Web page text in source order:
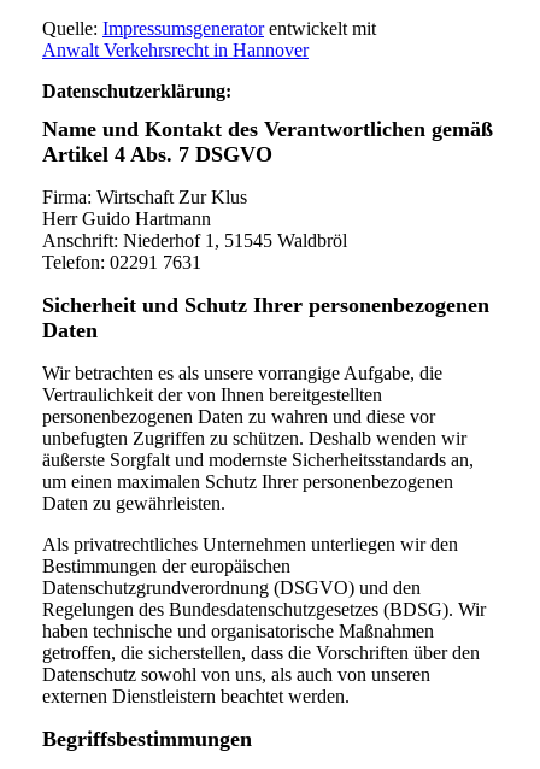
Quelle: Impressumsgeneratorentwickelt mit
Anwalt Verkehrsrecht in Hannover
Datenschutzerklärung:
Name und Kontakt des Verantwortlichen gemäß
Artikel 4 Abs. 7 DSGVO
Firma: Wirtschaft Zur Klus
Herr Guido Hartmann
Anschrift: Niederhof 1, 51545 Waldbröl
Telefon: 02291 7631
Sicherheit und Schutz Ihrer personenbezogenen
Daten
Wir betrachten es als unsere vorrangige Aufgabe, die
Vertraulichkeit der von Ihnen bereitgestellten
personenbezogenen Daten zu wahren und diese vor
unbefugten Zugriffen zu schützen. Deshalb wenden wir
äußerste Sorgfalt und modernste Sicherheitsstandards an,
um einen maximalen Schutz Ihrer personenbezogenen
Daten zu gewährleisten.
Als privatrechtliches Unternehmen unterliegen wir den
Bestimmungen der europäischen
Datenschutzgrundverordnung (DSGVO) und den
Regelungen des Bundesdatenschutzgesetzes (BDSG). Wir
haben technische und organisatorische Maßnahmen
getroffen, die sicherstellen, dass die Vorschriften über den
Datenschutz sowohl von uns, als auch von unseren
externen Dienstleistern beachtet werden.
Begriffsbestimmungen